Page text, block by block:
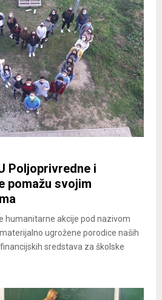
Poljoprivredne i
pomažu svojim
humanitarne akcije pod nazivom
ugrožene porodice naših
sredstava za školske